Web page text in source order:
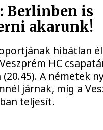
Berlinben is
akarunk!
hibátlan
HC
A németek
járnak, míg a
teljesít.